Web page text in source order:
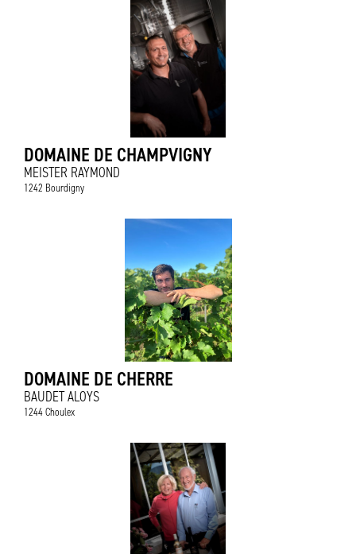
DOMAINE DE CHAMPVIGNY
MEISTER RAYMOND
1242 Bourdigny
DOMAINE DE CHERRE
BAUDET ALOYS
1244 Choulex